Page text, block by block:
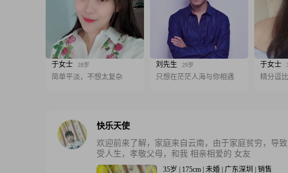
于女士 28岁
简单平淡，不想太复杂
刘先生 29岁
只想在茫茫人海与你相遇
于女士
精分逗
快乐天使
欢迎前来了解，家庭来自云南，由于家庭贫穷，导
受人生，孝敬父母，和我 相亲相爱的 女友
35岁 | 175cm | 未婚 | 广东深圳 | 销售